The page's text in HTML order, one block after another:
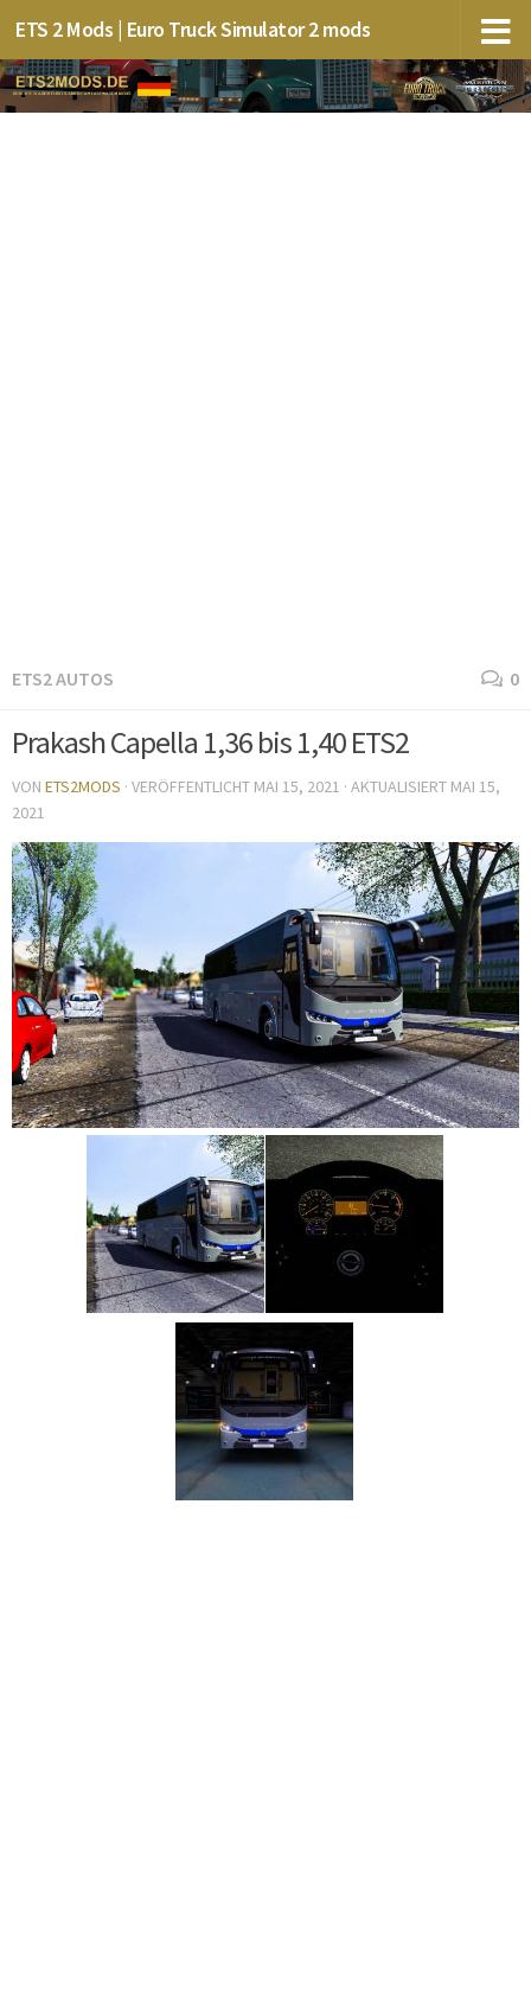
ETS 2 Mods | Euro Truck Simulator 2 mods
ETS2 AUTOS 0
Prakash Capella 1,36 bis 1,40 ETS2
VON ETS2MODS · VERÖFFENTLICHT MAI 15, 2021 · AKTUALISIERT MAI 15,
2021